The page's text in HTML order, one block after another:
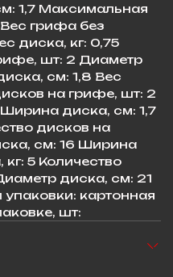
1,7 Максимальная
грифа без
диска, кг: 0,75
шт: 2 Диаметр
см: 1,8 Вес
на грифе, шт: 2
диска, см: 1,7
дисков на
см: 16 Ширина
5 Количество
диска, см: 21
картонная
шт: